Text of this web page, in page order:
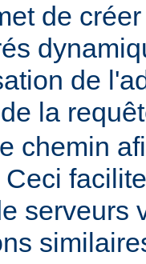
de
de
de la
chemin
serveurs